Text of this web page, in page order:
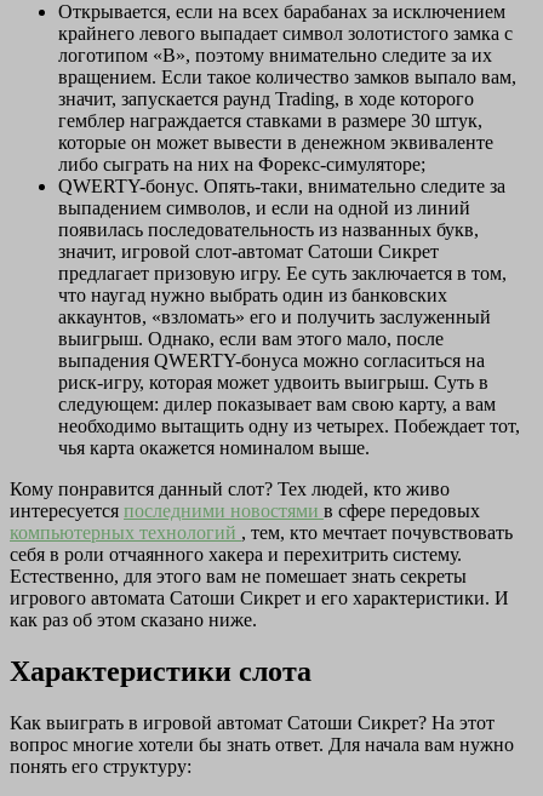
Открывается, если на всех барабанах за исключением
крайнего левого выпадает символ золотистого замка с
логотипом «B», поэтому внимательно следите за их
вращением. Если такое количество замков выпало вам,
значит, запускается раунд Trading, в ходе которого
гемблер награждается ставками в размере 30 штук,
которые он может вывести в денежном эквиваленте
либо сыграть на них на Форекс-симуляторе;
QWERTY-бонус. Опять-таки, внимательно следите за
выпадением символов, и если на одной из линий
появилась последовательность из названных букв,
значит, игровой слот-автомат Сатоши Сикрет
предлагает призовую игру. Ее суть заключается в том,
что наугад нужно выбрать один из банковских
аккаунтов, «взломать» его и получить заслуженный
выигрыш. Однако, если вам этого мало, после
выпадения QWERTY-бонуса можно согласиться на
риск-игру, которая может удвоить выигрыш. Суть в
следующем: дилер показывает вам свою карту, а вам
необходимо вытащить одну из четырех. Побеждает тот,
чья карта окажется номиналом выше.
Кому понравится данный слот? Тех людей, кто живо
интересуется последними новостями в сфере передовых
компьютерных технологий , тем, кто мечтает почувствовать
себя в роли отчаянного хакера и перехитрить систему.
Естественно, для этого вам не помешает знать секреты
игрового автомата Сатоши Сикрет и его характеристики. И
как раз об этом сказано ниже.
Характеристики слота
Как выиграть в игровой автомат Сатоши Сикрет? На этот
вопрос многие хотели бы знать ответ. Для начала вам нужно
понять его структуру: